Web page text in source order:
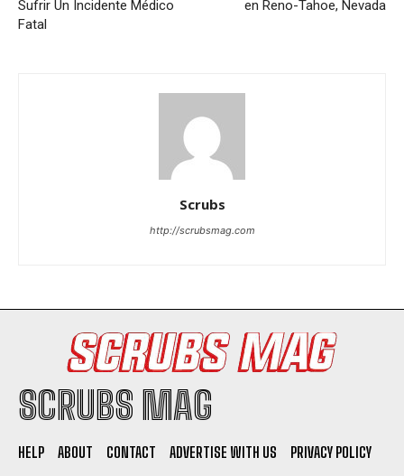
Sufrir Un Incidente Médico
Fatal
en Reno-Tahoe, Nevada
Scrubs
http://scrubsmag.com
SCRUBS MAG
HELP ABOUT CONTACT ADVERTISE WITH US PRIVACY POLICY